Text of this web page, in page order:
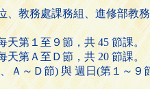
、教務處課務組、進修部教
第１至９節，共 45 節課。
第Ａ至Ｄ節，共 20 節課。
～Ｄ節) 與 週日(第１～９